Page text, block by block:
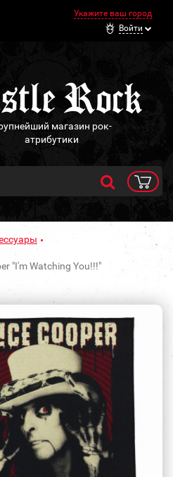
Укажите ваш город
Войти
магазин рок-
атрибутики
"I'm Watching You!!!"